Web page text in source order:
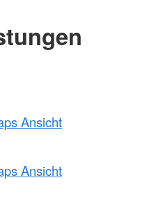
Ansicht
Ansicht